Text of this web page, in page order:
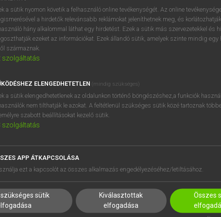
SÚGÓ
RÓLUNK
SÜTI BEÁLLÍTÁSOK
a sütik nyomon követik a felhasználó online tevékenységét. Az online
a hirdetők relevánsabb reklámokat jeleníthetnek meg, és
hány alkalommal láthat egy hirdetést. Ezek a sütik más szervezetekkel és
ezeket az információkat. Ezek állandó sütik, amelyek szinte mindig egy
származnak.
szolgáltatás
ELENGEDHETETLEN (mindig szükséges)
a sütik elengedhetetlenek az oldalunkon történő böngészéshez,a funkciók
nem tilthatják le azokat. A feltétlenül szükséges sütik közé tartoznak
szabott beállításokat kezelő sütik.
szolgáltatás
APP ÁTKAPCSOLÁSA
ezt a kapcsolót az összes alkalmazás engedélyezéséhez/letiltásához.
sütik
Kiválasztottak
elfogadása
Összes